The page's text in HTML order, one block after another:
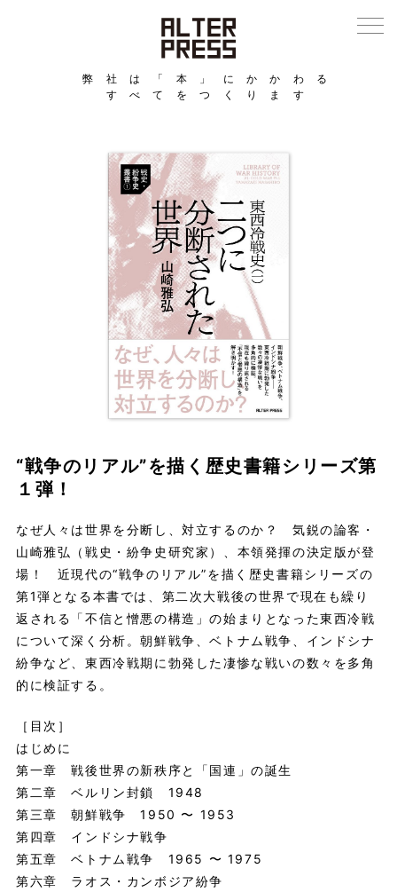
弊社は「本」にかかわる
すべてをつくります
“戦争のリアル”を描く歴史書籍シリーズ第
１弾！
なぜ人々は世界を分断し、対立するのか？ 気鋭の論客・
山崎雅弘（戦史・紛争史研究家）、本領発揮の決定版が登
場！ 近現代の“戦争のリアル”を描く歴史書籍シリーズの
第1弾となる本書では、第二次大戦後の世界で現在も繰り
返される「不信と憎悪の構造」の始まりとなった東西冷戦
について深く分析。朝鮮戦争、ベトナム戦争、インドシナ
紛争など、東西冷戦期に勃発した凄惨な戦いの数々を多角
的に検証する。
［目次］
はじめに
第一章 戦後世界の新秩序と「国連」の誕生
第二章 ベルリン封鎖 1948
第三章 朝鮮戦争 1950 〜 1953
第四章 インドシナ戦争
第五章 ベトナム戦争 1965 〜 1975
第六章 ラオス・カンボジア紛争